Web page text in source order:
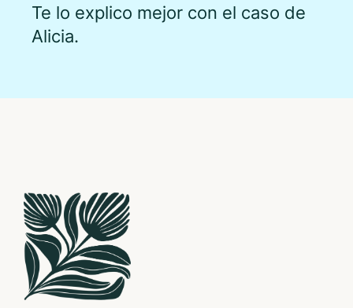
Te lo explico mejor con el caso de
Alicia.